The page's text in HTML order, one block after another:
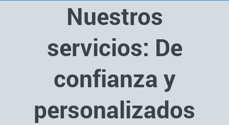
Nuestros
servicios: De
confianza y
personalizados